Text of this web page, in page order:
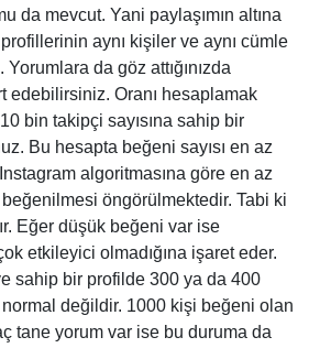
da mevcut. Yani paylaşımın altına
aynı kişiler ve aynı cümle
Yorumlara da göz attığınızda
edebilirsiniz. Oranı hesaplamak
bin takipçi sayısına sahip bir
Bu hesapta beğeni sayısı en az
algoritmasına göre en az
öngörülmektedir. Tabi ki
Eğer düşük beğeni var ise
etkileyici olmadığına işaret eder.
sahip bir profilde 300 ya da 400
değildir. 1000 kişi beğeni olan
tane yorum var ise bu duruma da